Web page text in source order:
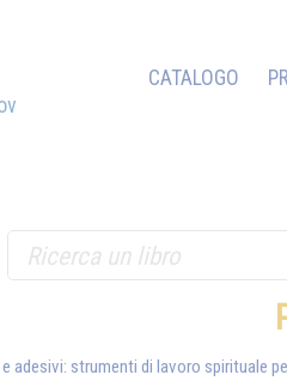
CATALOGO
adesivi: strumenti di lavoro spirituale